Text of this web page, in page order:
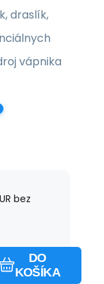
draslík,
vápnika
bez
DO
KOŠÍKA